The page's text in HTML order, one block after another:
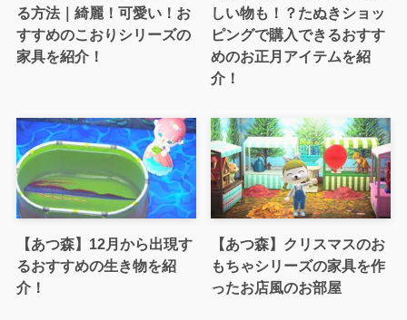
る方法｜綺麗！可愛い！お
すすめのこおりシリーズの
家具を紹介！
しい物も！？たぬきショッ
ピングで購入できるおすす
めのお正月アイテムを紹
介！
【あつ森】12月から出現す
るおすすめの生き物を紹
介！
【あつ森】クリスマスのお
もちゃシリーズの家具を作
ったお店風のお部屋